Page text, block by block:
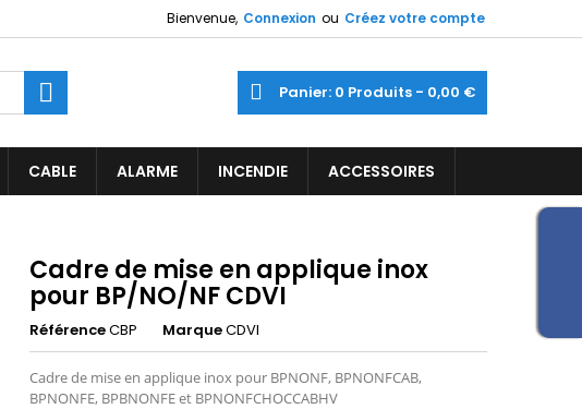
Bienvenue, Connexion ou Créez votre compte
Panier 0 Produits - 0,00 €
CABLE ALARME INCENDIE ACCESSOIRES
Cadre de mise en applique inox
pour BP/NO/NF CDVI
RéférenceCBP MarqueCDVI
Cadre de mise en applique inox pour BPNONF, BPNONFCAB,
BPNONFE, BPBNONFE et BPNONFCHOCCABHV
nouvelle liste
liste